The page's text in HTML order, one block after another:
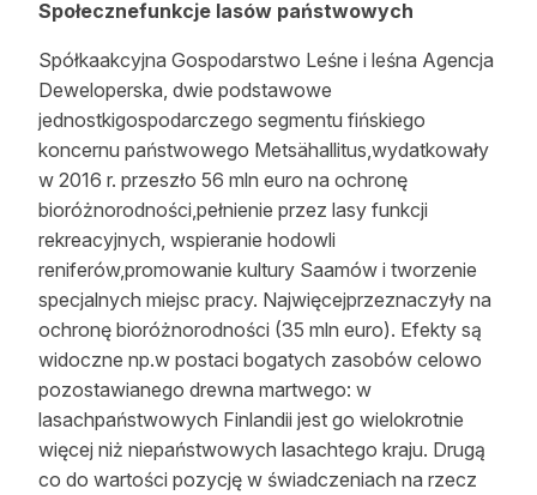
Społecznefunkcje lasów państwowych
Spółkaakcyjna Gospodarstwo Leśne i leśna Agencja
Deweloperska, dwie podstawowe
jednostkigospodarczego segmentu fińskiego
koncernu państwowego Metsähallitus,wydatkowały
w 2016 r. przeszło 56 mln euro na ochronę
bioróżnorodności,pełnienie przez lasy funkcji
rekreacyjnych, wspieranie hodowli
reniferów,promowanie kultury Saamów i tworzenie
specjalnych miejsc pracy. Najwięcejprzeznaczyły na
ochronę bioróżnorodności (35 mln euro). Efekty są
widoczne np.w postaci bogatych zasobów celowo
pozostawianego drewna martwego: w
lasachpaństwowych Finlandii jest go wielokrotnie
więcej niż niepaństwowych lasachtego kraju. Drugą
co do wartości pozycję w świadczeniach na rzecz